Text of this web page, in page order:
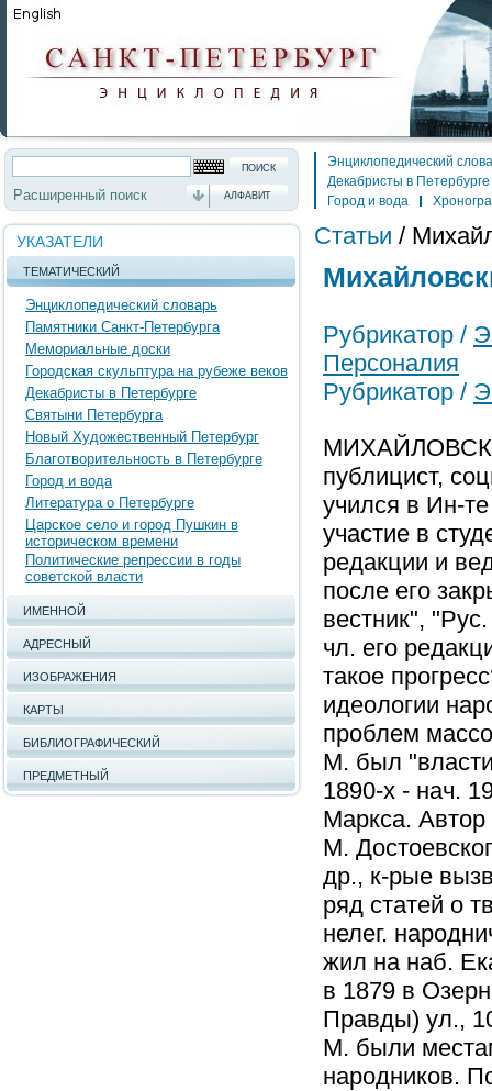
Расширенный поиск АЛФАВИТ
УКАЗАТЕЛИ
ТЕМАТИЧЕСКИЙ
Энциклопедический словарь
Памятники Санкт-Петербурга
Мемориальные доски
Городская скульптура на рубеже веков
Декабристы в Петербурге
Святыни Петербурга
Новый Художественный Петербург
Благотворительность в Петербурге
Город и вода
Литература о Петербурге
Царское село и город Пушкин в
историческом времени
Политические репрессии в годы
советской власти
ИМЕННОЙ
АДРЕСНЫЙ
ИЗОБРАЖЕНИЯ
КАРТЫ
БИБЛИОГРАФИЧЕСКИЙ
ПРЕДМЕТНЫЙ
Энциклопедический
Декабристы в Петербурге
Город и вода
Статьи /
Рубрикатор /
Персоналия
Рубрикатор /
публицист,
учился в Ин-
участие в
редакции и
после его
вестник",
чл. его
такое
идеологии
проблем
М. был
1890-х - нач.
Маркса. Автор
М.
др., к-рые
ряд статей о
нелег.
жил на наб.
в 1879 в
Правды) ул.,
М. были
народников.